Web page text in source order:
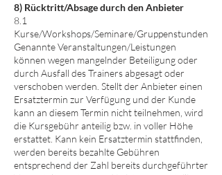
8) Rücktritt/Absage durch den Anbieter
8.1
Kurse/Workshops/Seminare/Gruppenstunden
Genannte Veranstaltungen/Leistungen
können wegen mangelnder Beteiligung oder
durch Ausfall des Trainers abgesagt oder
verschoben werden. Stellt der Anbieter einen
Ersatztermin zur Verfügung und der Kunde
kann an diesem Termin nicht teilnehmen, wird
die Kursgebühr anteilig bzw. in voller Höhe
erstattet. Kann kein Ersatztermin stattfinden,
werden bereits bezahlte Gebühren
entsprechend der Zahl bereits durchgeführter